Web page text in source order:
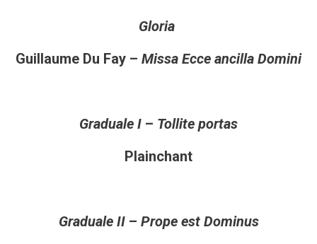
Gloria
Guillaume Du Fay – Missa Ecce ancilla Domini
Graduale I – Tollite portas
Plainchant
Graduale II – Prope est Dominus